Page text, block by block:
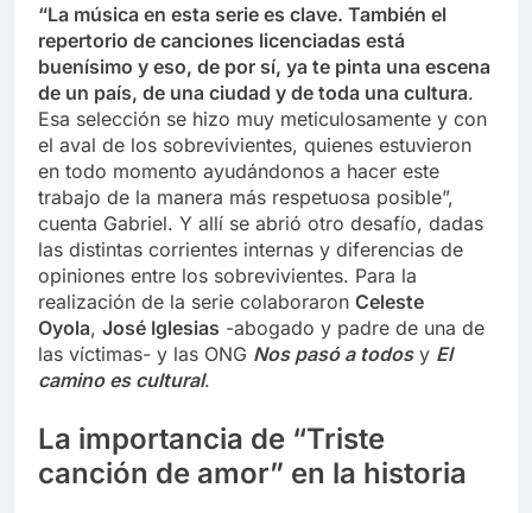
“La música en esta serie es clave. También el
repertorio de canciones licenciadas está
buenísimo y eso, de por sí, ya te pinta una escena
de un país, de una ciudad y de toda una cultura.
Esa selección se hizo muy meticulosamente y con
el aval de los sobrevivientes, quienes estuvieron
en todo momento ayudándonos a hacer este
trabajo de la manera más respetuosa posible”,
cuenta Gabriel. Y allí se abrió otro desafío, dadas
las distintas corrientes internas y diferencias de
opiniones entre los sobrevivientes. Para la
realización de la serie colaboraron Celeste
Oyola, José Iglesias -abogado y padre de una de
las víctimas- y las ONG Nos pasó a todosy El
camino es cultural.
La importancia de “Triste
canción de amor” en la historia